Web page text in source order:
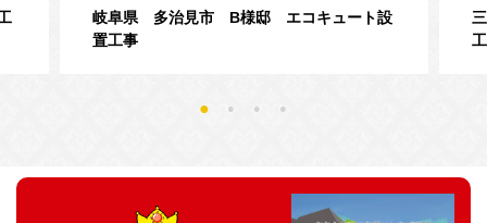
岐阜県 多治見市 B様邸 エコキュート設
置工事